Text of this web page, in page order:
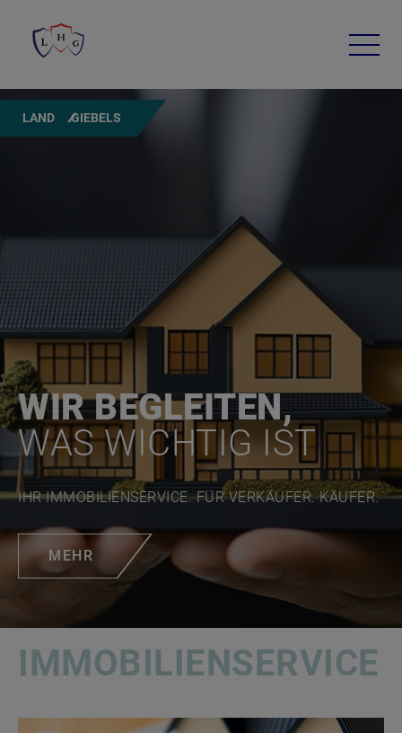
LAND GIEBELS
WIR BEGLEITEN,
WAS WICHTIG IST
IHR IMMOBILIENSERVICE. FÜR VERKÄUFER. KÄUFER.
MEHR
IMMOBILIEN­SERVICE